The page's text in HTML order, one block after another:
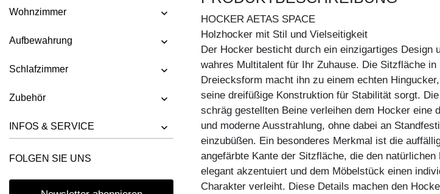
HOCKER TANTUM BAR
HOCKER TUBER
HOCKER UNA
Wohnzimmer
Aufbewahrung
Schlafzimmer
Zubehör
INFOS & SERVICE
FOLGEN SIE UNS
HOCKER AETAS SPACE
Holzhocker mit Stil und Vielseitigkeit
Der Hocker besticht durch ein einzigartiges Design
wahres Multitalent für Ihr Zuhause. Die Sitzfläche in
Dreiecksform macht ihn zu einem echten
seine dreifüßige Konstruktion für Stabilität sorgt.
schräg gestellten Beine verleihen dem Hocker eine
und moderne Ausstrahlung, ohne dabei an
einzubüßen. Ein besonderes Merkmal ist die
angefärbte Kante der Sitzfläche, die den natürlichen
elegant akzentuiert und dem Möbelstück einen
Charakter verleiht. Diese Details machen den